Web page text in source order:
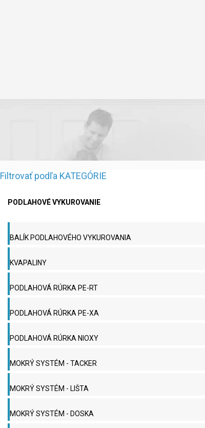
Filtrovať podľa KATEGÓRIE
PODLAHOVÉ VYKUROVANIE
BALÍK PODLAHOVÉHO VYKUROVANIA
KVAPALINY
PODLAHOVÁ RÚRKA PE-RT
PODLAHOVÁ RÚRKA PE-XA
PODLAHOVÁ RÚRKA NIOXY
MOKRÝ SYSTÉM - TACKER
MOKRÝ SYSTÉM - LIŠTA
MOKRÝ SYSTÉM - DOSKA